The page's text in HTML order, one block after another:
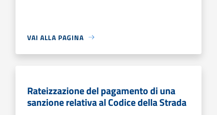
VAI ALLA PAGINA
Rateizzazione del pagamento di una
sanzione relativa al Codice della Strada